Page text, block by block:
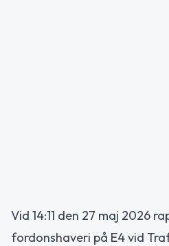
Vid 14:11 den 27 maj 2026
fordonshaveri på E4 vid